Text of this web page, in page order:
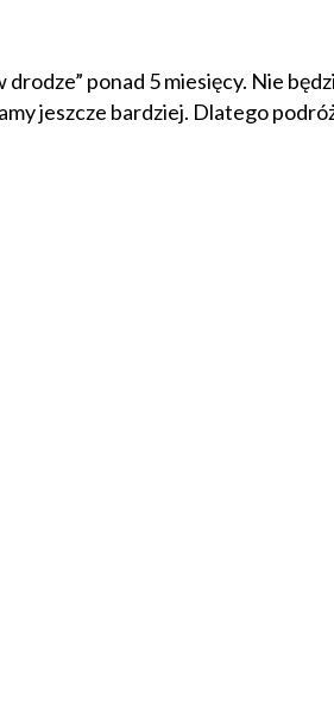
ponad 5 miesięcy. Nie
jeszcze bardziej. Dlatego